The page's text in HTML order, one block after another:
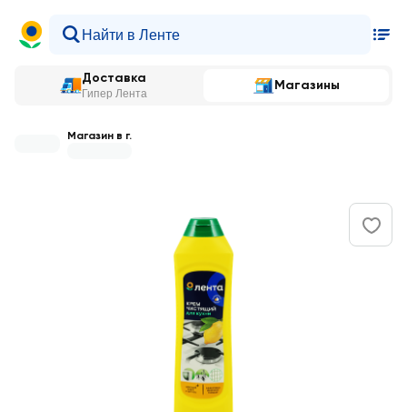
Доставка
Гипер Лента
Магазины
Магазин в г.